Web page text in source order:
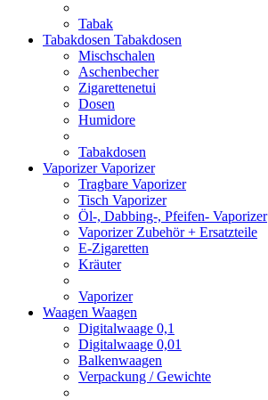
Tabak
Tabakdosen Tabakdosen
Mischschalen
Aschenbecher
Zigarettenetui
Dosen
Humidore
Tabakdosen
VaporizerVaporizer
Tragbare Vaporizer
Tisch Vaporizer
Öl-, Dabbing-, Pfeifen- Vaporizer
Vaporizer Zubehör + Ersatzteile
E-Zigaretten
Kräuter
Vaporizer
Waagen Waagen
Digitalwaage 0,1
Digitalwaage 0,01
Balkenwaagen
Verpackung / Gewichte